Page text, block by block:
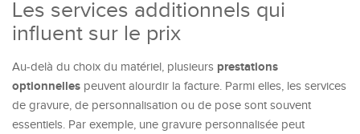
Les services additionnels qui
influent sur le prix
Au-delà du choix du matériel, plusieurs prestations
optionnelles peuvent alourdir la facture. Parmi elles, les services
de gravure, de personnalisation ou de pose sont souvent
essentiels. Par exemple, une gravure personnalisée peut